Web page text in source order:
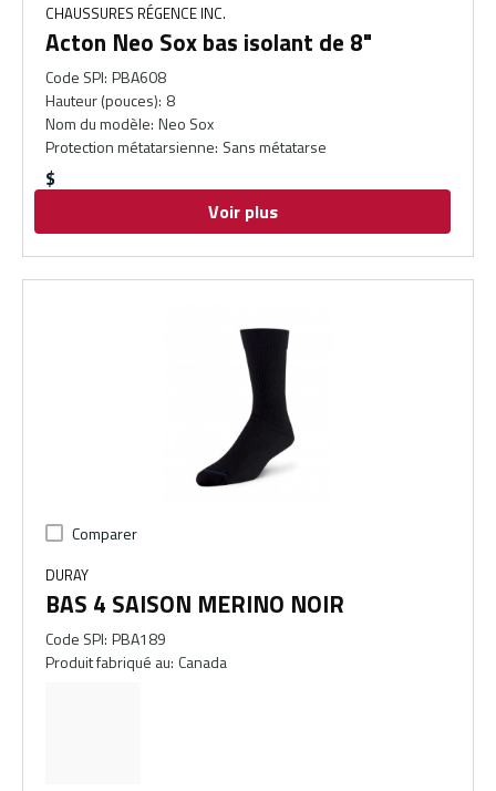
CHAUSSURES RÉGENCE INC.
Acton Neo Sox bas isolant de 8"
Code SPI: PBA608
Hauteur (pouces): 8
Nom du modèle: Neo Sox
Protection métatarsienne: Sans métatarse
$
Voir plus
Comparer
DURAY
BAS 4 SAISON MERINO NOIR
Code SPI: PBA189
Produit fabriqué au: Canada